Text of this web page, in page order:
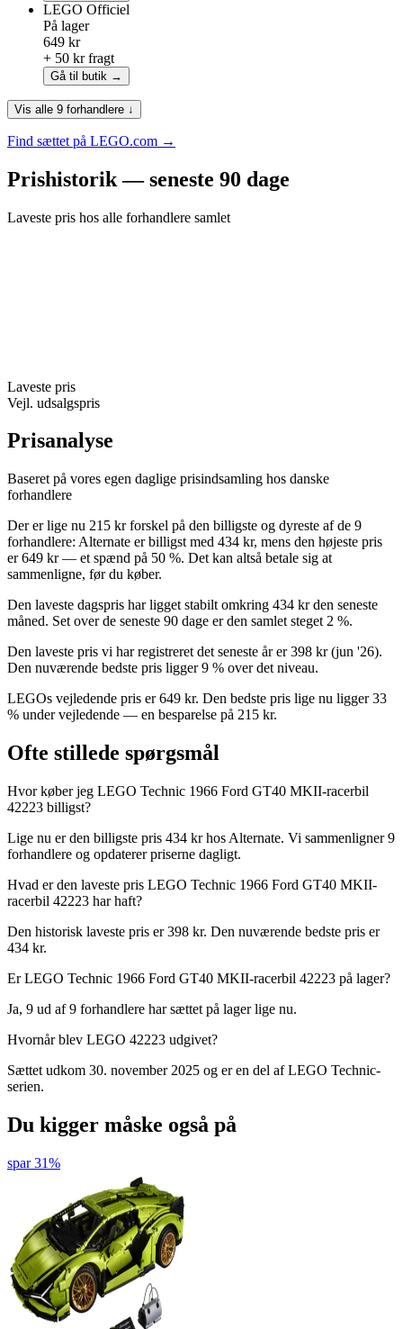
LEGO Officiel
På lager
649 kr
+ 50 kr fragt
Gå til butik →
Vis alle 9 forhandlere ↓
Find sættet på LEGO.com →
Prishistorik — seneste 90 dage
Laveste pris hos alle forhandlere samlet
Laveste pris
Vejl. udsalgspris
Prisanalyse
Baseret på vores egen daglige prisindsamling hos danske
forhandlere
Der er lige nu 215 kr forskel på den billigste og dyreste af de 9
forhandlere: Alternate er billigst med 434 kr, mens den højeste pris
er 649 kr — et spænd på 50 %. Det kan altså betale sig at
sammenligne, før du køber.
Den laveste dagspris har ligget stabilt omkring 434 kr den seneste
måned. Set over de seneste 90 dage er den samlet steget 2 %.
Den laveste pris vi har registreret det seneste år er 398 kr (jun '26).
Den nuværende bedste pris ligger 9 % over det niveau.
LEGOs vejledende pris er 649 kr. Den bedste pris lige nu ligger 33
% under vejledende — en besparelse på 215 kr.
Ofte stillede spørgsmål
Hvor køber jeg LEGO Technic 1966 Ford GT40 MKII-racerbil
42223 billigst?
Lige nu er den billigste pris 434 kr hos Alternate. Vi sammenligner 9
forhandlere og opdaterer priserne dagligt.
Hvad er den laveste pris LEGO Technic 1966 Ford GT40 MKII-
racerbil 42223 har haft?
Den historisk laveste pris er 398 kr. Den nuværende bedste pris er
434 kr.
Er LEGO Technic 1966 Ford GT40 MKII-racerbil 42223 på lager?
Ja, 9 ud af 9 forhandlere har sættet på lager lige nu.
Hvornår blev LEGO 42223 udgivet?
Sættet udkom 30. november 2025 og er en del af LEGO Technic-
serien.
Du kigger måske også på
spar 31%